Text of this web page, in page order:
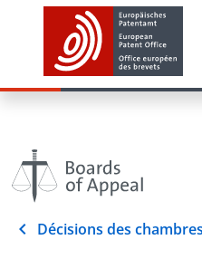
Décisions des